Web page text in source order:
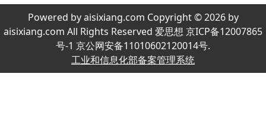
Powered by aisixiang.com Copyright © 2026 by
aisixiang.com All Rights Reserved 爱思想 京ICP备12007865
号-1 京公网安备11010602120014号.
工业和信息化部备案管理系统